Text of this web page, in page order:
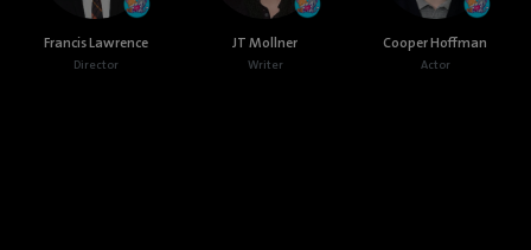
Francis Lawrence
Director
JT Mollner
Writer
Cooper Hoffman
Actor